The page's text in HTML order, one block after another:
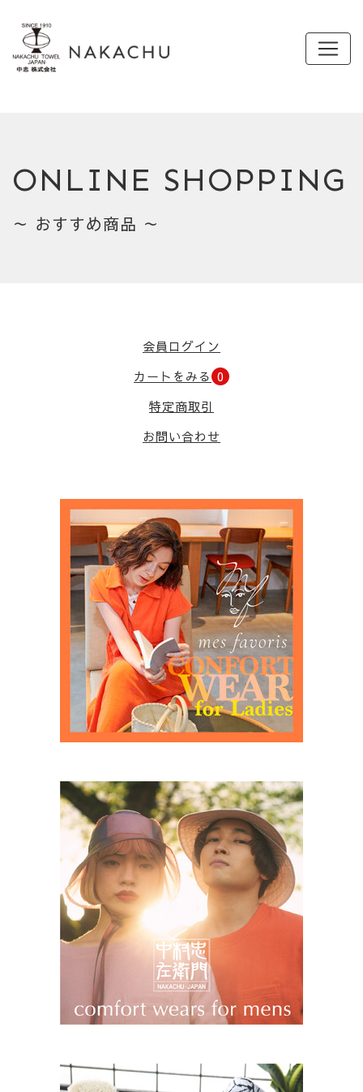
ONLINE SHOPPING
～ おすすめ商品 ～
会員ログイン
カートをみる 0
特定商取引
お問い合わせ